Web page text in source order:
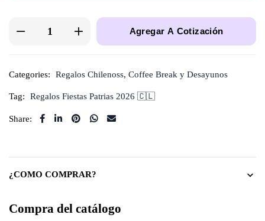
Agregar A Cotización
Categories: Regalos Chilenoss, Coffee Break y Desayunos
Tag: Regalos Fiestas Patrias 2026 🇨🇱
Share:
¿COMO COMPRAR?
Compra del catálogo